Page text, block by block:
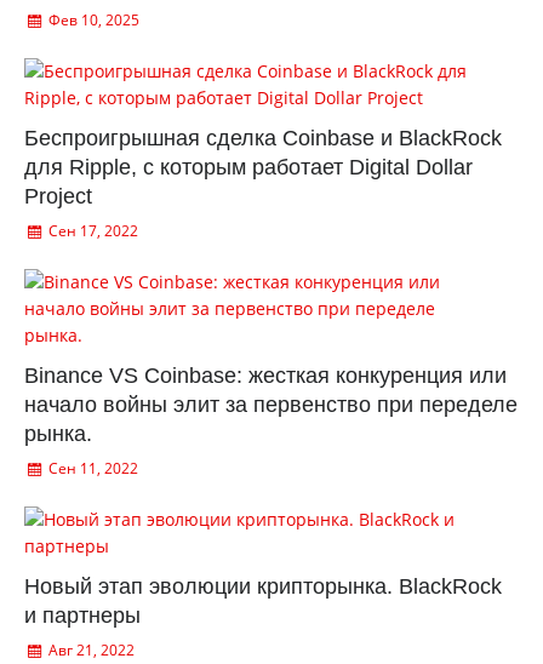
Фев 10, 2025
Беспроигрышная сделка Coinbase и BlackRock
для Ripple, с которым работает Digital Dollar
Project
Сен 17, 2022
Binance VS Coinbase: жесткая конкуренция или
начало войны элит за первенство при переделе
рынка.
Сен 11, 2022
Новый этап эволюции крипторынка. BlackRock
и партнеры
Авг 21, 2022